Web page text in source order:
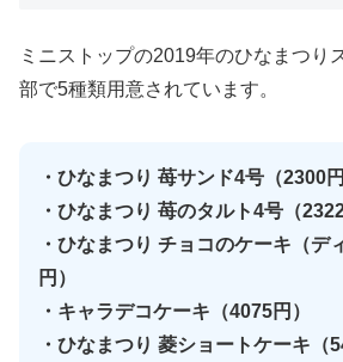
ミニストップの2019年のひなまつり
部で5種類用意されています。
・ひなまつり 苺サンド4号（2300円
・ひなまつり 苺のタルト4号（2322
・ひなまつり チョコのケーキ（デ
円）
・キャラデコケーキ（4075円）
・ひなまつり 菱ショートケーキ（